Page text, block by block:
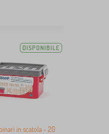
DISPONIBILE
in scatola - 20